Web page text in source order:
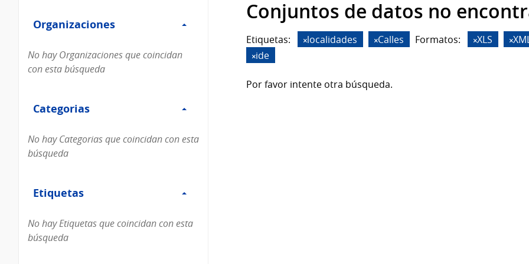
Organizaciones
Organizaciones
No hay Organizaciones que coincidan
con esta búsqueda
Categorias
Categorias
No hay Categorias que coincidan con esta
búsqueda
Etiquetas
Etiquetas
No hay Etiquetas que coincidan con esta
búsqueda
Conjuntos de datos no
Etiquetas: localidades Calles Formatos: XLS
ide
Por favor intente otra búsqueda.